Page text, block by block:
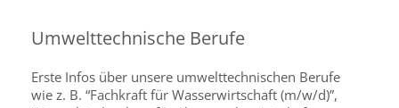
Umwelttechnische Berufe
Erste Infos über unsere umwelttechnischen Berufe
wie z. B. “Fachkraft für Wasserwirtschaft (m/w/d)”,